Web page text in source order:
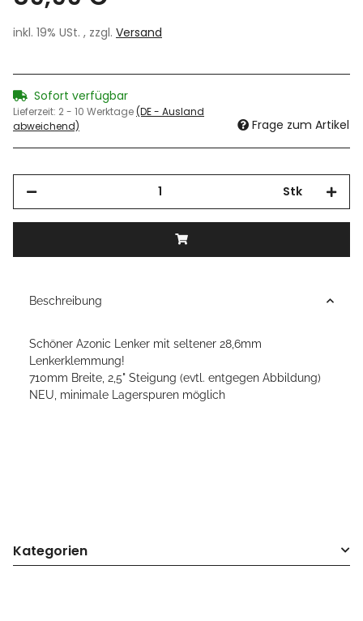
inkl. 19% USt. , zzgl. Versand
Sofort verfügbar
Lieferzeit: 2 - 10 Werktage(DE - Ausland
abweichend)
Frage zum Artikel
Stk
Beschreibung
Schöner Azonic Lenker mit seltener 28,6mm
Lenkerklemmung!
710mm Breite, 2,5" Steigung (evtl. entgegen Abbildung)
NEU, minimale Lagerspuren möglich
Kategorien